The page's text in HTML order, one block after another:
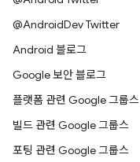
@AndroidDev Twitter
Android 블로그
Google 보안 블로그
플랫폼 관련 Google 그룹스
빌드 관련 Google 그룹스
포팅 관련 Google 그룹스